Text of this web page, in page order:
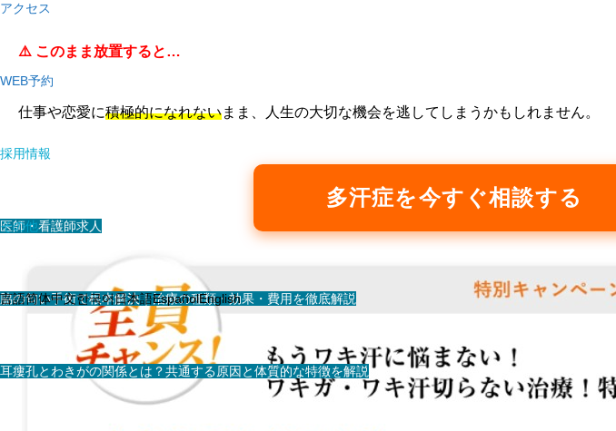
アクセス
WEB予約
採用情報
医師・看護師求人
スタッフ求人
その他
脇の匂い手術で根本解決｜治療の種類・効果・費用を徹底解説
耳瘻孔とわきがの関係とは？共通する原因と体質的な特徴を解説
言語简体中文한국어日本語EspañolEnglish
⚠️ このまま放置すると…
仕事や恋愛に積極的になれないまま、人生の大切な機会を逃してしまうかもしれません。
多汗症を今すぐ相談する